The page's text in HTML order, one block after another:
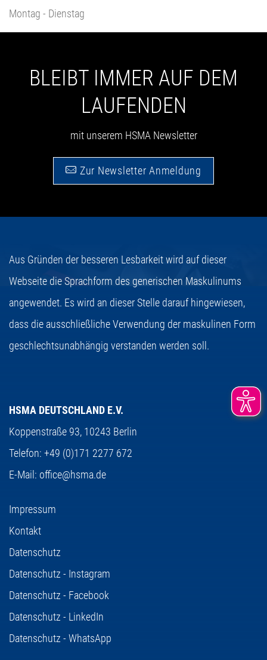
Montag - Dienstag
BLEIBT IMMER AUF DEM
LAUFENDEN
mit unserem HSMA Newsletter
Zur Newsletter Anmeldung
Aus Gründen der besseren Lesbarkeit wird auf dieser
Webseite die Sprachform des generischen Maskulinums
angewendet. Es wird an dieser Stelle darauf hingewiesen,
dass die ausschließliche Verwendung der maskulinen Form
geschlechtsunabhängig verstanden werden soll.
HSMA DEUTSCHLAND E.V.
Koppenstraße 93, 10243 Berlin
Telefon: +49 (0)171 2277 672
E-Mail: office@hsma.de
Impressum
Kontakt
Datenschutz
Datenschutz - Instagram
Datenschutz - Facebook
Datenschutz - LinkedIn
Datenschutz - WhatsApp